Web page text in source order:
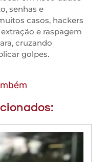
senhas e
casos, hackers
e raspagem
cruzando
golpes.